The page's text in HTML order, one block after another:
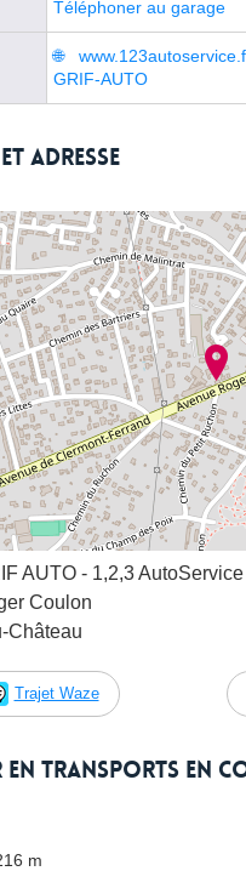
Téléphoner au garage
GRIF-AUTO
adresse
AUTO - 1,2,3 AutoService
Coulon
Château
Trajet Waze
en transports en
m